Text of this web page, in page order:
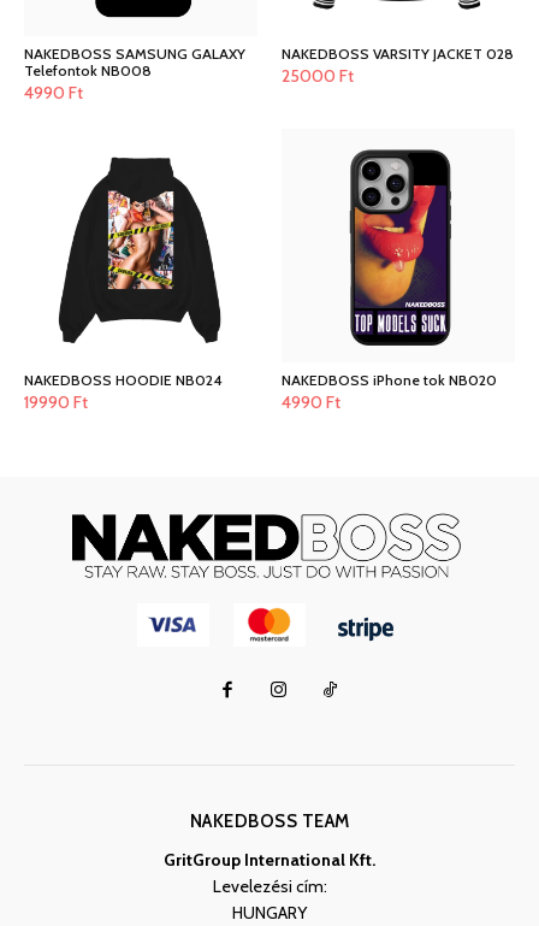
NAKEDBOSS SAMSUNG GALAXY
Telefontok NB008
4990 Ft
NAKEDBOSS VARSITY JACKET 028
25000 Ft
NAKEDBOSS HOODIE NB024
19990 Ft
NAKEDBOSS iPhone tok NB020
4990 Ft
NAKEDBOSS TEAM
GritGroup International Kft.
Levelezési cím:
HUNGARY